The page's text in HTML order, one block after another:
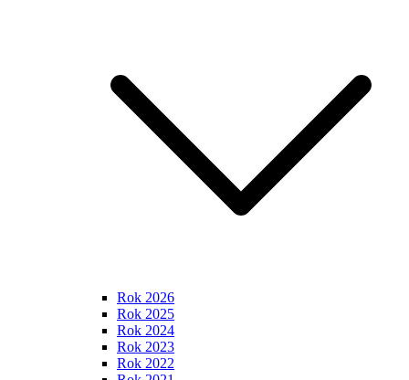
Rok 2026
Rok 2025
Rok 2024
Rok 2023
Rok 2022